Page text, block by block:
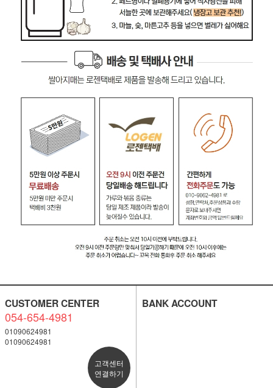
CUSTOMER CENTER
054-654-4981
01090624981
01090624981
고객센터
연결하기
BANK ACCOUNT